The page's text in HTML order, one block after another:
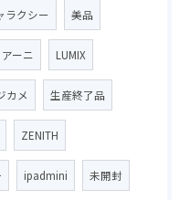
ラクシー 美品
ーニ LUMIX
カメ 生産終了品
ZENITH
ipadmini 未開封